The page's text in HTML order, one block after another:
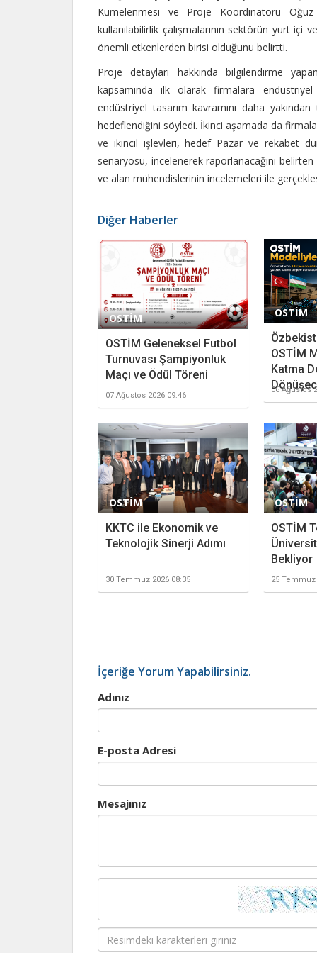
Kümelenmesi ve Proje Koordinatörü
kullanılabilirlik çalışmalarının sektörün yurt içi
önemli etkenlerden birisi olduğunu belirtti.
Proje detayları hakkında bilgilendirme
kapsamında ilk olarak firmalara
endüstriyel tasarım kavramını daha
hedeflendiğini söyledi. İkinci aşamada da
ve ikincil işlevleri, hedef Pazar ve rekabet
senaryosu, incelenerek raporlanacağını
ve alan mühendislerinin incelemeleri ile
Diğer Haberler
OSTİM
OSTİM Geleneksel Futbol
Turnuvası Şampiyonluk
Maçı ve Ödül Töreni
07 Ağustos 2026 09:46
OSTİM
OSTİM
Katma
06 Ağustos
OSTİM
KKTC ile Ekonomik ve
Teknolojik Sinerji Adımı
30 Temmuz 2026 08:35
OSTİM
OSTİM
Bekliyor
25 Temmuz
İçeriğe Yorum Yapabilirsiniz.
Adınız
E-posta Adresi
Mesajınız